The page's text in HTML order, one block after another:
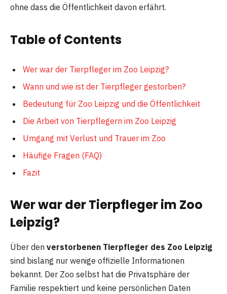
ohne dass die Öffentlichkeit davon erfährt.
Table of Contents
Wer war der Tierpfleger im Zoo Leipzig?
Wann und wie ist der Tierpfleger gestorben?
Bedeutung für Zoo Leipzig und die Öffentlichkeit
Die Arbeit von Tierpflegern im Zoo Leipzig
Umgang mit Verlust und Trauer im Zoo
Häufige Fragen (FAQ)
Fazit
Wer war der Tierpfleger im Zoo
Leipzig?
Über den verstorbenen Tierpfleger des Zoo Leipzig
sind bislang nur wenige offizielle Informationen
bekannt. Der Zoo selbst hat die Privatsphäre der
Familie respektiert und keine persönlichen Daten